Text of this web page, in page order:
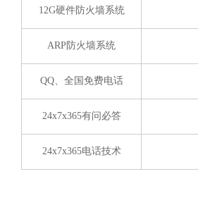
12G硬件防火墙系统
ARP防火墙系统
QQ、全国免费电话
24x7x365有问必答
24x7x365电话技术